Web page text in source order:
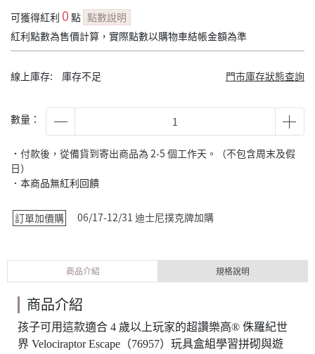
可獲得紅利 0 點 點數說明
紅利點數為售價計算，實際點數以購物車結帳金額為準
線上庫存: 庫存不足 門市庫存狀態查詢
數量：
˙付款後，從備貨到寄出商品為 2-5 個工作天。（不包含周末及假
日）
．本商品無紅利回饋
訂單加價購 06/17-12/31 迪士尼撲克牌加購
商品介紹 規格說明
商品介紹
孩子可用這款適合 4 歲以上玩家的超讚樂高® 侏羅紀世
界 Velociraptor Escape（76957）玩具盒組學習拼砌與遊